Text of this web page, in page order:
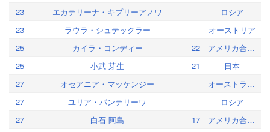
23
エカテリーナ・キプリーアノワ
ロシア
23
ラウラ・シュテックラー
オーストリア
25
カイラ・コンディー 22
アメリカ合衆国
25
小武 芽生 21
日本
27
オセアニア・マッケンジー
オーストラリア
27
ユリア・パンテリーワ
ロシア
27
白石 阿島 17
アメリカ合衆国